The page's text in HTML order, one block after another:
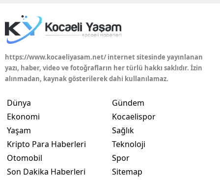
https://www.kocaeliyasam.net/ internet sitesinde yayınlanan
yazı, haber, video ve fotoğrafların her türlü hakkı saklıdır. İzin
alınmadan, kaynak gösterilerek dahi kullanılamaz.
Dünya
Ekonomi
Yaşam
Kripto Para Haberleri
Otomobil
Son Dakika Haberleri
Gündem
Kocaelispor
Sağlık
Teknoloji
Spor
Sitemap